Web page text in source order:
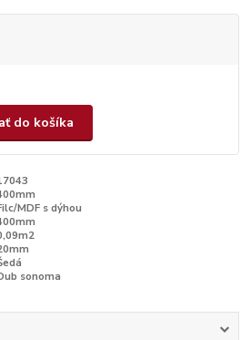
do košíka
MDF s dýhou
sonoma